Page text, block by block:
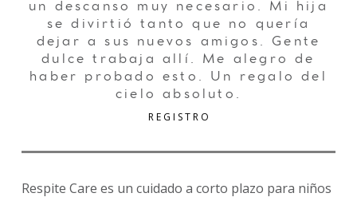
un descanso muy necesario. Mi hija
se divirtió tanto que no quería
dejar a sus nuevos amigos. Gente
dulce trabaja allí. Me alegro de
haber probado esto. Un regalo del
cielo absoluto.
REGISTRO
Respite Care es un cuidado a corto plazo para niños